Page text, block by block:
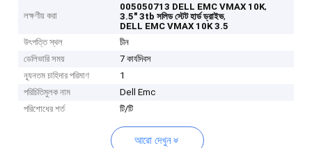
লক্ষণীয় করা
005050713 DELL EMC VMAX 10K,
3.5" 3tb সলিড স্টেট হার্ড ড্রাইভ,
DELL EMC VMAX 10K 3.5
উৎপত্তি স্থল
চীন
ডেলিভারি সময়
7 কার্যদিবস
ন্যূনতম চাহিদার পরিমাণ
1
পরিচিতিমুলক নাম
Dell Emc
পরিশোধের শর্ত
টি/টি
আরো দেখুন